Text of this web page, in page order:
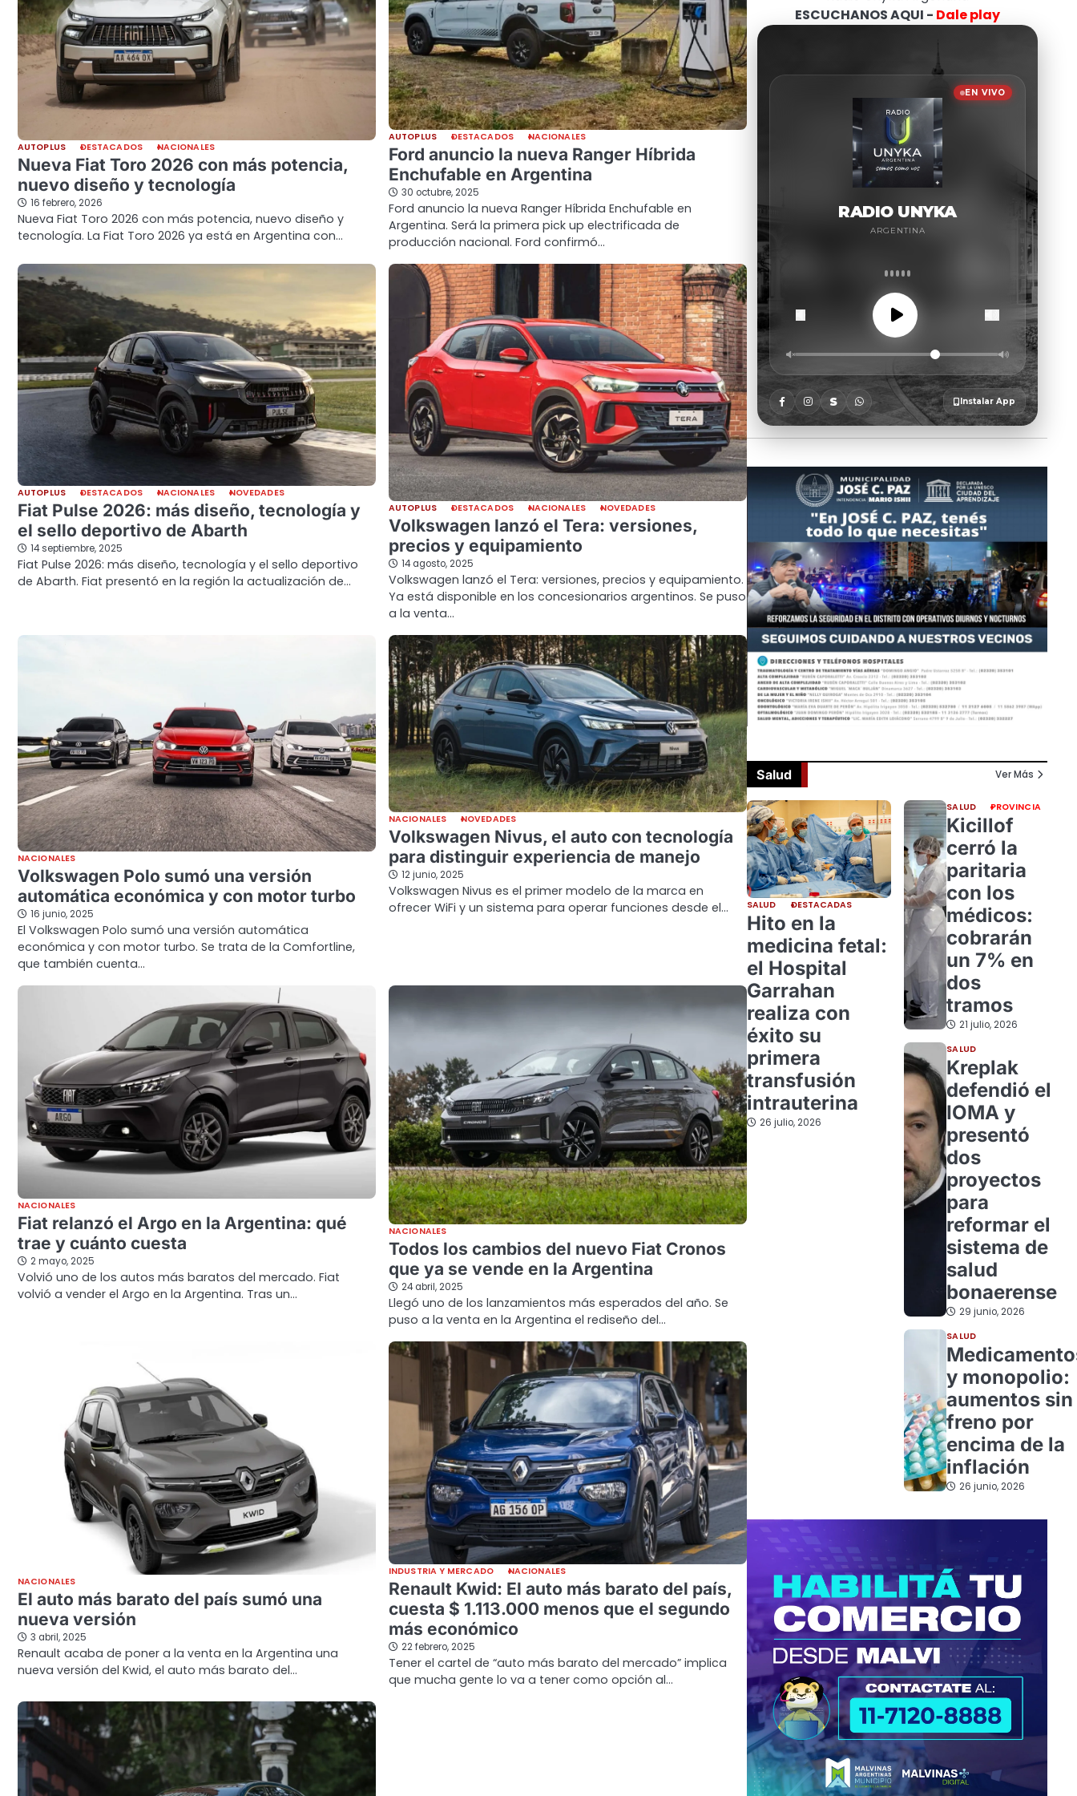
AUTOPLUS DESTACADOS NACIONALES
Nueva Fiat Toro 2026 con más potencia,
nuevo diseño y tecnología
16 febrero, 2026
Nueva Fiat Toro 2026 con más potencia, nuevo diseño y
tecnología. La Fiat Toro 2026 ya está en Argentina con…
AUTOPLUS DESTACADOS NACIONALES
Ford anuncio la nueva Ranger Híbrida
Enchufable en Argentina
30 octubre, 2025
Ford anuncio la nueva Ranger Híbrida Enchufable en
Argentina. Será la primera pick up electrificada de
producción nacional. Ford confirmó…
AUTOPLUS DESTACADOS NACIONALES NOVEDADES
Fiat Pulse 2026: más diseño, tecnología y
el sello deportivo de Abarth
14 septiembre, 2025
Fiat Pulse 2026: más diseño, tecnología y el sello deportivo
de Abarth. Fiat presentó en la región la actualización de…
AUTOPLUS DESTACADOS NACIONALES NOVEDADES
Volkswagen lanzó el Tera: versiones,
precios y equipamiento
14 agosto, 2025
Volkswagen lanzó el Tera: versiones, precios y equipamiento.
Ya está disponible en los concesionarios argentinos. Se puso
a la venta…
NACIONALES
Volkswagen Polo sumó una versión
automática económica y con motor turbo
16 junio, 2025
El Volkswagen Polo sumó una versión automática
económica y con motor turbo. Se trata de la Comfortline,
que también cuenta…
NACIONALES NOVEDADES
Volkswagen Nivus, el auto con tecnología
para distinguir experiencia de manejo
12 junio, 2025
Volkswagen Nivus es el primer modelo de la marca en
ofrecer WiFi y un sistema para operar funciones desde el…
NACIONALES
Fiat relanzó el Argo en la Argentina: qué
trae y cuánto cuesta
2 mayo, 2025
Volvió uno de los autos más baratos del mercado. Fiat
volvió a vender el Argo en la Argentina. Tras un…
NACIONALES
Todos los cambios del nuevo Fiat Cronos
que ya se vende en la Argentina
24 abril, 2025
Llegó uno de los lanzamientos más esperados del año. Se
puso a la venta en la Argentina el rediseño del…
NACIONALES
El auto más barato del país sumó una
nueva versión
3 abril, 2025
Renault acaba de poner a la venta en la Argentina una
nueva versión del Kwid, el auto más barato del…
INDUSTRIA Y MERCADO NACIONALES
Renault Kwid: El auto más barato del país,
cuesta $ 1.113.000 menos que el segundo
más económico
22 febrero, 2025
Tener el cartel de “auto más barato del mercado” implica
que mucha gente lo va a tener como opción al…
ESCUCHANOS AQUI - Dale play
Salud Ver Más
SALUD DESTACADAS
Hito en la
medicina fetal:
el Hospital
Garrahan
realiza con
éxito su
primera
transfusión
intrauterina
26 julio, 2026
SALUD PROVINCIA
Kicillof
cerró la
paritaria
con los
médicos:
cobrarán
un 7% en
dos
tramos
21 julio, 2026
SALUD
Kreplak
defendió el
IOMA y
presentó
dos
proyectos
para
reformar el
sistema de
salud
bonaerense
29 junio, 2026
SALUD
y monopolio:
aumentos sin
freno por
encima de la
inflación
26 junio, 2026